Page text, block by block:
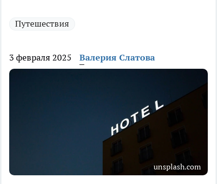
Путешествия
3 февраля 2025 Валерия Слатова
unsplash.com